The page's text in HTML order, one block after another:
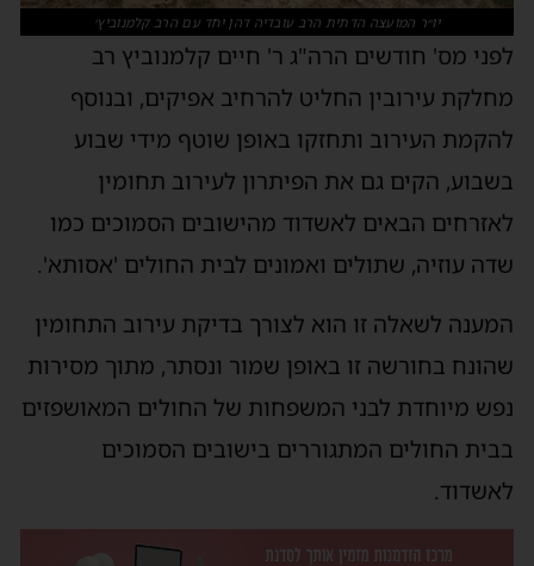
יו״ר המועצה הדתית הרב עובדיה דהן יחד עם הרב קלמנוביץ׳
לפני מס' חודשים הרה"ג ר' חיים קלמנוביץ רב
מחלקת עירובין החליט להרחיב אפיקים, ובנוסף
להקמת העירוב ותחזקו באופן שוטף מידי שבוע
בשבוע, הקים גם את הפיתרון לעירוב תחומין
לאזרחים הבאים לאשדוד מהישובים הסמוכים כמו
שדה עוזיה, שתולים ואמונים לבית החולים 'אסותא'.
המענה לשאלה זו הוא לצורך בדיקת עירוב התחומין
שהונח בחורשה זו באופן שמור ונסתר, מתוך מסירות
נפש מיוחדת לבני המשפחות של החולים המאושפזים
בבית החולים המתגוררים בישובים הסמוכים
לאשדוד.